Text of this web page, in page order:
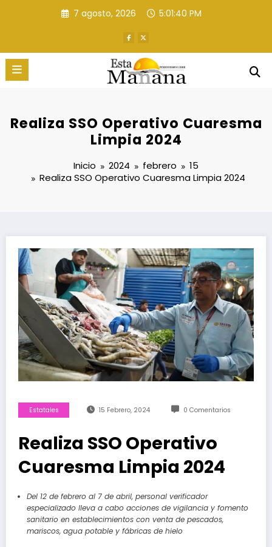
7 agosto, 2026 5:01:41 PM
Realiza SSO Operativo Cuaresma
Limpia 2024
Inicio 2024 febrero
15
Realiza SSO Operativo Cuaresma Limpia 2024
Estatales 15 Febrero, 2024 0 Comentarios
Realiza SSO Operativo
Cuaresma Limpia 2024
Del 12 de febrero al 7 de abril, personal verificador
especializado lleva a cabo acciones de vigilancia y fomento
sanitario en establecimientos con venta de pescados,
mariscos, agua potable y fábricas de hielo